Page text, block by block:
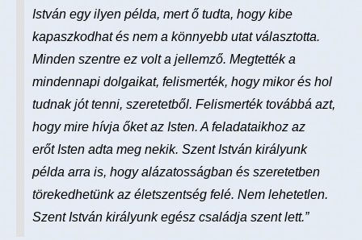
István egy ilyen példa, mert ő tudta, hogy kibe
kapaszkodhat és nem a könnyebb utat választotta.
Minden szentre ez volt a jellemző. Megtették a
mindennapi dolgaikat, felismerték, hogy mikor és hol
tudnak jót tenni, szeretetből. Felismerték továbbá azt,
hogy mire hívja őket az Isten. A feladataikhoz az
erőt Isten adta meg nekik. Szent István királyunk
példa arra is, hogy alázatosságban és szeretetben
törekedhetünk az életszentség felé. Nem lehetetlen.
Szent István királyunk egész családja szent lett.”